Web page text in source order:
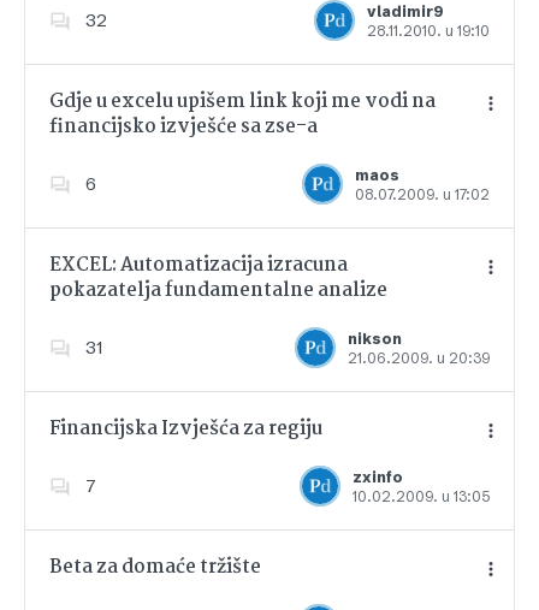
32
vladimir9
28.11.2010. u 19:10
Dodajte u favorite
Gdje u excelu upišem link koji me vodi na
financijsko izvješće sa zse-a
6
maos
08.07.2009. u 17:02
Dodajte u favorite
EXCEL: Automatizacija izracuna
pokazatelja fundamentalne analize
31
nikson
21.06.2009. u 20:39
Dodajte u favorite
Financijska Izvješća za regiju
7
zxinfo
10.02.2009. u 13:05
Dodajte u favorite
Beta za domaće tržište